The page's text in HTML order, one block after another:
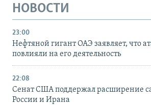
НОВОСТИ
23:00
Нефтяной гигант ОАЭ заявляет, что
повлияли на его деятельность
22:08
Сенат США поддержал расширение
России и Ирана